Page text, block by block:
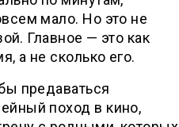
мало. Но это не
Главное — это как
а не сколько его.
предаваться
поход в кино,